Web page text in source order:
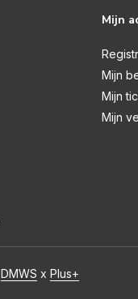
Mijn
Mijn
Mijn
Mijn
DMWS x Plus+